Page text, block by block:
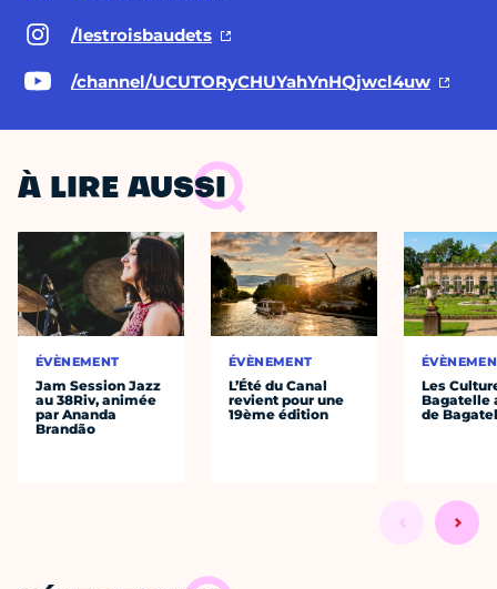
/lestroisbaudets
/channel/UCUTORyCHUYahYnHQjwcl4uw
À LIRE AUSSI
ÉVÈNEMENT
Jam Session Jazz
au 38Riv, animée
par Ananda
Brandão
ÉVÈNEMENT
L’Été du Canal
revient pour une
19ème édition
Les
Bagatelle
de